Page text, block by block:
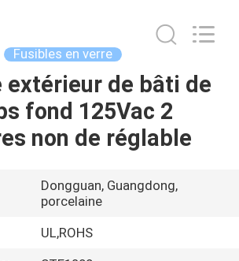
Fusibles en verre
extérieur de bâti de
fond 125Vac 2
non de réglable
Dongguan, Guangdong,
porcelaine
UL,ROHS